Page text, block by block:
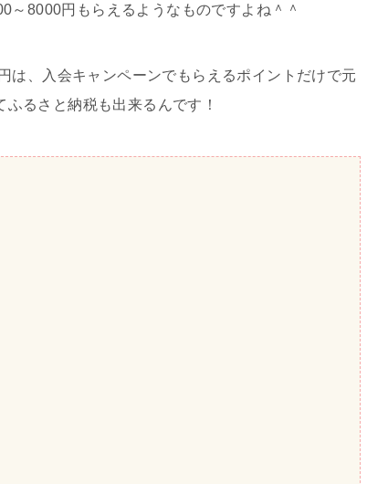
～8000円もらえるようなものですよね＾＾
は、入会キャンペーンでもらえるポイントだけで元
るさと納税も出来るんです！